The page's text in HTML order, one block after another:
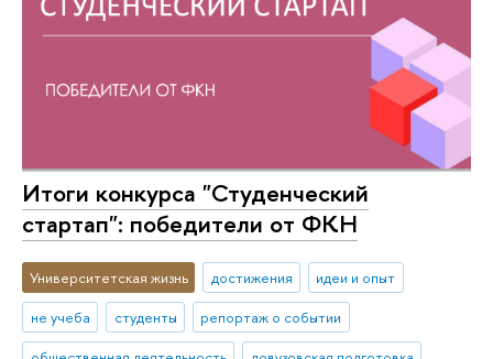
Итоги конкурса "Студенческий
стартап": победители от ФКН
Университетская жизнь достижения
идеи и опыт
не учеба
студенты
репортаж о событии